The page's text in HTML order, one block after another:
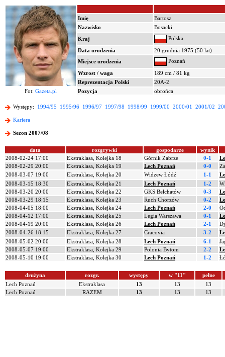
Imię
Bartosz
Nazwisko
Bosacki
Kraj
Polska
Data urodzenia
20 grudnia 1975 (50 lat)
Miejsce urodzenia
Poznań
Wzrost / waga
189 cm / 81 kg
Reprezentacja Polski
20A-2
Fot: Gazeta.pl Pozycja obrońca
Występy: 1994/95 1995/96 1996/97 1997/98 1998/99 1999/00 2000/01 2001/02
Kariera
Sezon 2007/08
data rozgrywki gospodarze
wynik
2008-02-24 17:00
Ekstraklasa, Kolejka 18 Górnik Zabrze 0-1
2008-02-29 20:00
Ekstraklasa, Kolejka 19 Lech Poznań 0-0
2008-03-07 19:00
Ekstraklasa, Kolejka 20 Widzew Łódź 1-1
2008-03-15 18:30
Ekstraklasa, Kolejka 21 Lech Poznań 1-2
2008-03-20 20:00
Ekstraklasa, Kolejka 22 GKS Bełchatów 0-3
2008-03-29 18:15
Ekstraklasa, Kolejka 23 Ruch Chorzów 0-2
2008-04-05 18:00
Ekstraklasa, Kolejka 24 Lech Poznań 2-0
2008-04-12 17:00
Ekstraklasa, Kolejka 25 Legia Warszawa 0-1
2008-04-19 20:00
Ekstraklasa, Kolejka 26 Lech Poznań 2-1
2008-04-26 18:15
Ekstraklasa, Kolejka 27 Cracovia 3-2
2008-05-02 20:00
Ekstraklasa, Kolejka 28 Lech Poznań 6-1
2008-05-07 19:00
Ekstraklasa, Kolejka 29 Polonia Bytom 2-2
2008-05-10 19:00
Ekstraklasa, Kolejka 30 Lech Poznań 1-2
drużyna rozgr. występy w "11"
pełne
Lech Poznań
Ekstraklasa 13 13
13
Lech Poznań
RAZEM 13 13 13